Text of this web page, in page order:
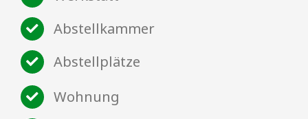
Abstellkammer
Abstellplätze
Wohnung